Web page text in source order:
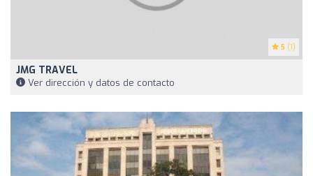
5 (1)
JMG TRAVEL
Ver dirección y datos de contacto